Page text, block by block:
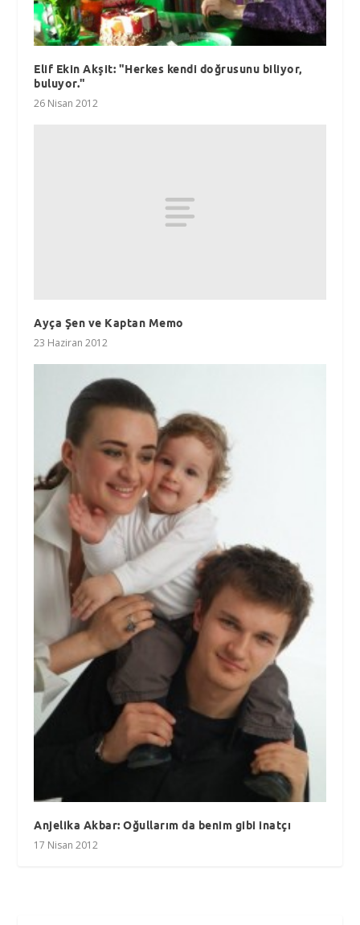
Elif Ekin Akşit: "Herkes kendi doğrusunu biliyor,
buluyor."
26 Nisan 2012
Ayça Şen ve Kaptan Memo
23 Haziran 2012
Anjelika Akbar: Oğullarım da benim gibi inatçı
17 Nisan 2012